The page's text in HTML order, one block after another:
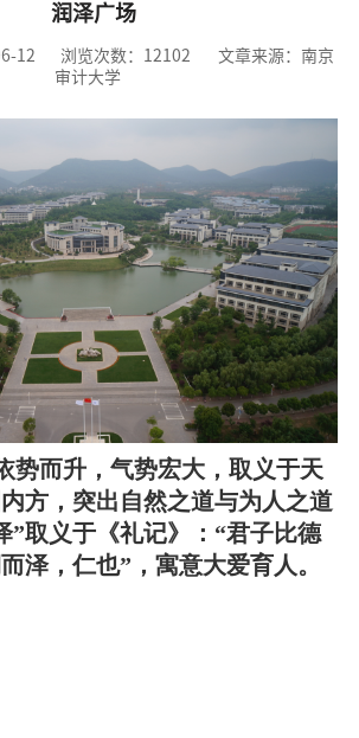
润泽广场
12 浏览次数： 12102
文章来源：南京
审计大学
势而升，气势宏大，取义于天
方，突出自然之道与为人之道
”取义于《礼记》：“君子比德
泽，仁也”，寓意大爱育人。